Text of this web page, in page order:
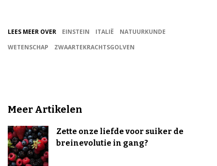
LEES MEER OVER EINSTEIN ITALIË
NATUURKUNDE
WETENSCHAP
ZWAARTEKRACHTSGOLVEN
Meer Artikelen
Zette onze liefde voor suiker de
breinevolutie in gang?